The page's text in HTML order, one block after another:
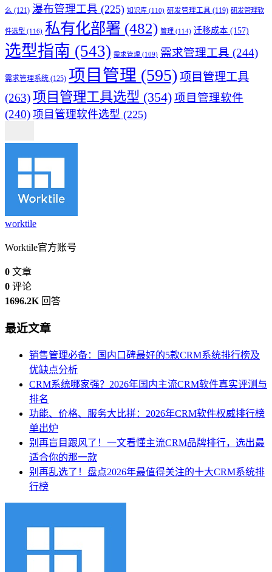
么 (121) 瀑布管理工具 (225) 知识库 (110) 研发管理工具 (119) 研发管理软
件选型 (116) 私有化部署 (482) 管理 (114) 迁移成本 (157)
选型指南 (543) 需求管理 (109) 需求管理工具 (244)
需求管理系统 (125) 项目管理 (595) 项目管理工具
(263)项目管理工具选型 (354) 项目管理软件
(240) 项目管理软件选型 (225)
worktile
Worktile官方账号
0 文章
0 评论
1696.2K 回答
最近文章
销售管理必备：国内口碑最好的5款CRM系统排行榜及
优缺点分析
CRM系统哪家强？2026年国内主流CRM软件真实评测与
排名
功能、价格、服务大比拼：2026年CRM软件权威排行榜
单出炉
别再盲目跟风了！一文看懂主流CRM品牌排行，选出最
适合你的那一款
别再乱选了！盘点2026年最值得关注的十大CRM系统排
行榜